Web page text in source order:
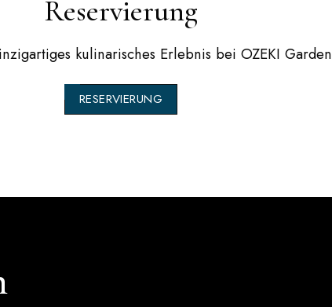
Reservierung
kulinarisches Erlebnis bei OZEKI Garden
RESERVIERUNG